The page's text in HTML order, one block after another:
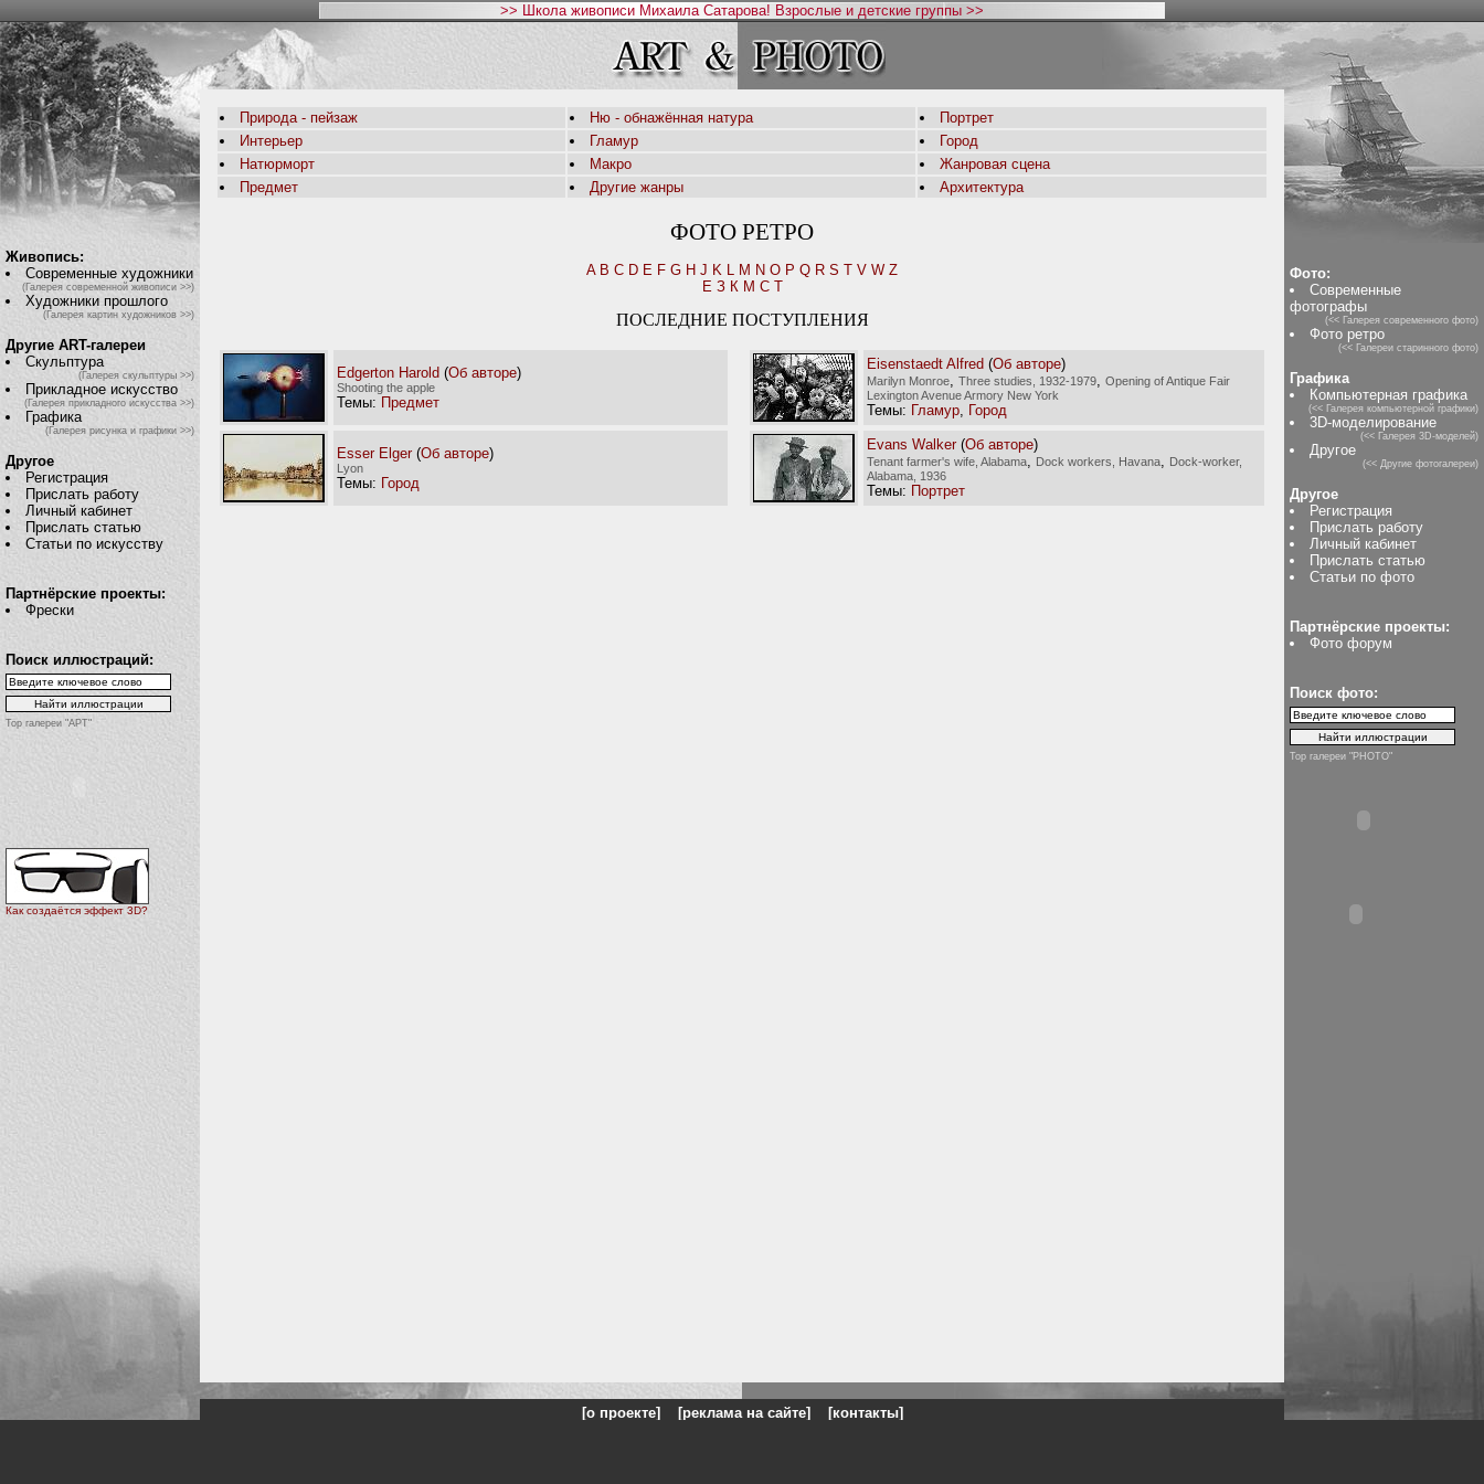
>> Школа живописи Михаила Сатарова! Взрослые и детские группы >>
Живопись:
Современные художники
(Галерея современной живописи >>)
Художники прошлого
(Галерея картин художников >>)
Другие ART-галереи
Скульптура
(Галерея скульптуры >>)
Прикладное искусство
(Галерея прикладного искусства >>)
Графика
(Галерея рисунка и графики >>)
Другое
Регистрация
Прислать работу
Личный кабинет
Прислать статью
Статьи по искусству
Партнёрские проекты:
Фрески
Поиск иллюстраций:
Top галереи "АРТ"
Как создаётся эффект 3D?
Природа - пейзаж Ню - обнажённая натура
Портрет
Интерьер
Гламур
Город
Натюрморт
Макро
Жанровая сцена
Предмет
Другие жанры Архитектура
ФОТО РЕТРО
A B C D E F G H J K L M N O P Q R S T V W Z
Е З К М С Т
ПОСЛЕДНИЕ ПОСТУПЛЕНИЯ
Edgerton Harold (Об авторе)
Shooting the apple
Темы: Предмет
Eisenstaedt Alfred (Об авторе)
Marilyn Monroe Three studies, 1932-1979
Opening of Antique Fair
Lexington Avenue Armory New York
Темы: Гламур Город
Esser Elger (Об авторе)
Lyon
Темы: Город
Evans Walker (Об авторе)
Tenant farmer's wife, Alabama Dock workers, Havana
Dock-worker,
Alabama, 1936
Темы: Портрет
Фото:
Современные
фотографы
(<< Галерея современного фото)
Фото ретро
(<< Галереи старинного фото)
Графика
Компьютерная графика
(<< Галерея компьютерной графики)
3D-моделирование
(<< Галерея 3D-моделей)
Другое
(<< Другие фотогалереи)
Другое
Регистрация
Прислать работу
Личный кабинет
Прислать статью
Статьи по фото
Партнёрские проекты:
Фото форум
Поиск фото:
Top галереи "PHOTO"
[о проекте] [реклама на сайте] [контакты]